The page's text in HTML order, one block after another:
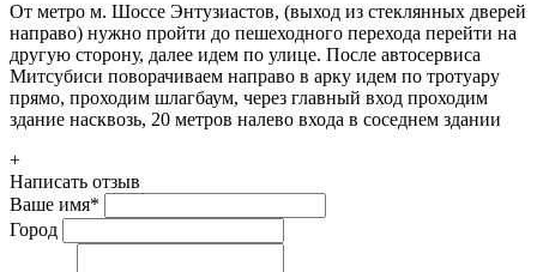
От метро м. Шоссе Энтузиастов, (выход из стеклянных дверей
направо) нужно пройти до пешеходного перехода перейти на
другую сторону, далее идем по улице. После автосервиса
Митсубиси поворачиваем направо в арку идем по тротуару
прямо, проходим шлагбаум, через главный вход проходим
здание насквозь, 20 метров налево входа в соседнем здании
+
Написать отзыв
Ваше имя*
Город